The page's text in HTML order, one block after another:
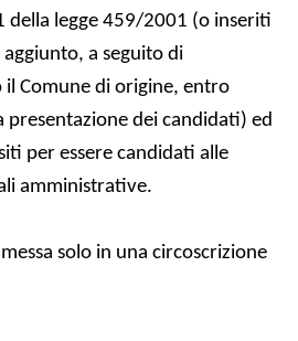
della legge 459/2001 (o inseriti
a seguito di
il Comune di origine, entro
dei candidati) ed
per essere candidati alle
amministrative.
solo in una circoscrizione